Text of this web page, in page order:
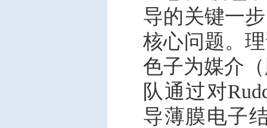
导的关键一
核心问题。
色子为媒介
队通过对
导薄膜电子